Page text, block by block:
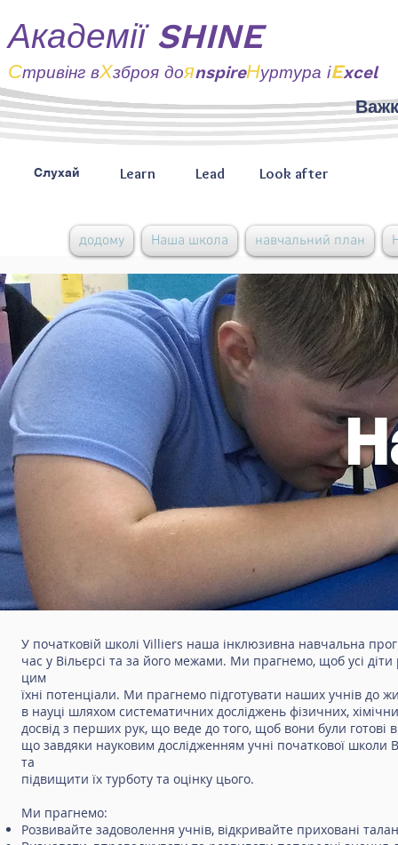
Академії SHINE
Стривінг вХзброя дояnspireНуртура іExcel
Слухай Learn Lead Look after
додому Наша школа навчальний план
У початковій школі Villiers наша інклюзивна навчальна
час у Вільєрсі та за його межами. Ми прагнемо, щоб усі
цим
їхні потенціали. Ми прагнемо підготувати наших учнів до
в науці шляхом систематичних досліджень фізичних,
досвід з перших рук, що веде до того, щоб вони були готові
що завдяки науковим дослідженням учні початкової
та
підвищити їх турботу та оцінку цього.
Ми прагнемо:
Розвивайте задоволення учнів, відкривайте приховані